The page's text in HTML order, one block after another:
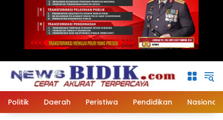
Politik Daerah Peristiwa Pendidikan Nasional